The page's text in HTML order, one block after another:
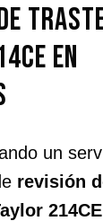
en
un
revisión
214CE